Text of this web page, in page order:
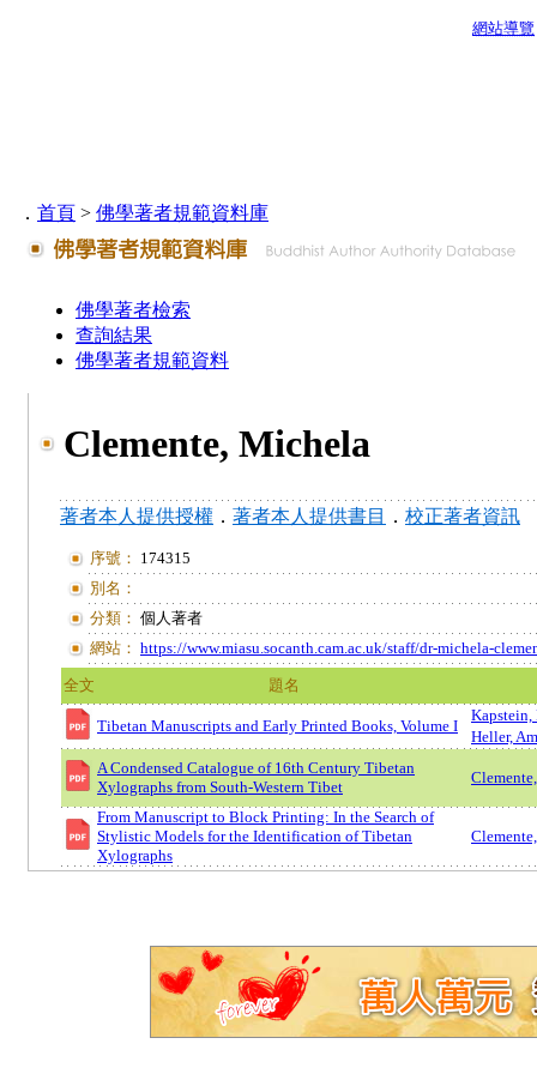
網站導覽
． 首頁 > 佛學著者規範資料庫
佛學著者檢索
查詢結果
佛學著者規範資料
Clemente, Michela
著者本人提供授權 ． 著者本人提供書目 ． 校正著者資訊
序號： 174315
別名：
分類： 個人著者
網站： https://www.miasu.socanth.cam.ac.uk/staff/dr-michela-
全文 題名
Tibetan Manuscripts and Early Printed Books, Volume I
Kapstein,
Heller,
A Condensed Catalogue of 16th Century Tibetan
Xylographs from South-Western Tibet
From Manuscript to Block Printing: In the Search of
Stylistic Models for the Identification of Tibetan
Xylographs